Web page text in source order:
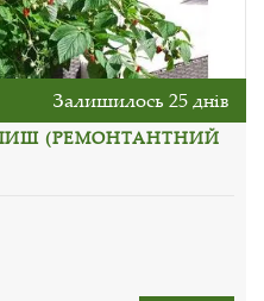
Залишилось 25 днів
(РЕМОНТАНТНИЙ